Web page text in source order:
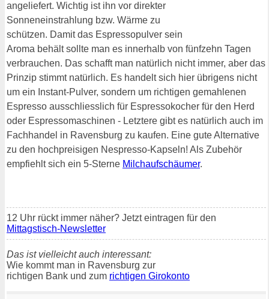
angeliefert. Wichtig ist ihn vor direkter
Sonneneinstrahlung bzw. Wärme zu
schützen. Damit das Espressopulver sein
Aroma behält sollte man es innerhalb von fünfzehn Tagen
verbrauchen. Das schafft man natürlich nicht immer, aber das
Prinzip stimmt natürlich. Es handelt sich hier übrigens nicht
um ein Instant-Pulver, sondern um richtigen gemahlenen
Espresso ausschliesslich für Espressokocher für den Herd
oder Espressomaschinen - Letztere gibt es natürlich auch im
Fachhandel in Ravensburg zu kaufen. Eine gute Alternative
zu den hochpreisigen Nespresso-Kapseln! Als Zubehör
empfiehlt sich ein 5-Sterne Milchaufschäumer.
12 Uhr rückt immer näher? Jetzt eintragen für den
Mittagstisch-Newsletter
Das ist vielleicht auch interessant:
Wie kommt man in Ravensburg zur
richtigen Bank und zum richtigen Girokonto